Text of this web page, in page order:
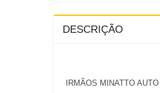
DESCRIÇÃO
IRMÃOS MINATTO